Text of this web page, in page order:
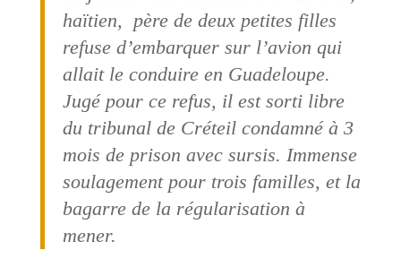
haïtien, père de deux petites filles
refuse d’embarquer sur l’avion qui
allait le conduire en Guadeloupe.
Jugé pour ce refus, il est sorti libre
du tribunal de Créteil condamné à 3
mois de prison avec sursis. Immense
soulagement pour trois familles, et la
bagarre de la régularisation à
mener.